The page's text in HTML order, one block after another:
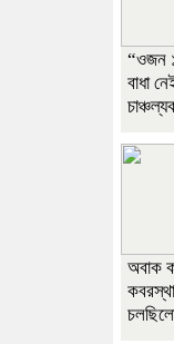
“ওজন
বাধা
অবাক